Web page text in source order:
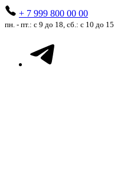
+ 7 999 800 00 00
пн. - пт.: с 9 до 18, сб.: с 10 до 15